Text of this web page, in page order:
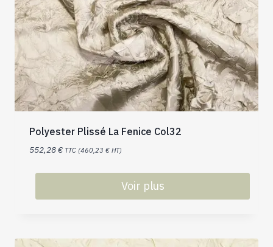
Polyester Plissé La Fenice Col32
552,28€ TTC (460,23 € HT)
Voir plus